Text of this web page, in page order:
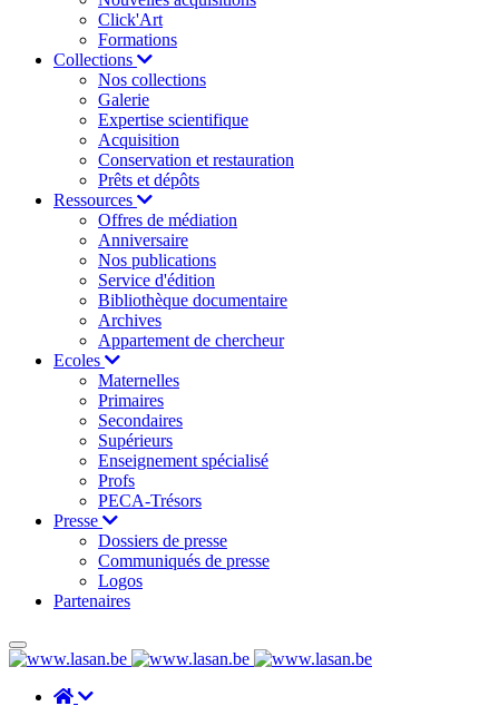
Click'Art
Formations
Collections
Nos collections
Galerie
Expertise scientifique
Acquisition
Conservation et restauration
Prêts et dépôts
Ressources
Offres de médiation
Anniversaire
Nos publications
Service d'édition
Bibliothèque documentaire
Archives
Appartement de chercheur
Ecoles
Maternelles
Primaires
Secondaires
Supérieurs
Enseignement spécialisé
Profs
PECA-Trésors
Presse
Dossiers de presse
Communiqués de presse
Logos
Partenaires